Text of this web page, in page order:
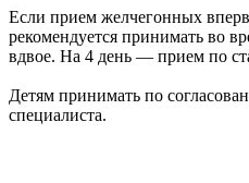
Если прием желчегонных
рекомендуется принимать во
вдвое. На 4 день — прием по
Детям принимать по
специалиста.